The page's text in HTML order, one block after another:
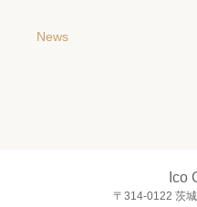
News
Ico
〒314-0122 茨